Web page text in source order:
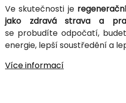
Ve skutečnosti je
jako zdravá strava a
se probudíte odpočatí,
energie, lepší soustředění a
Více informací